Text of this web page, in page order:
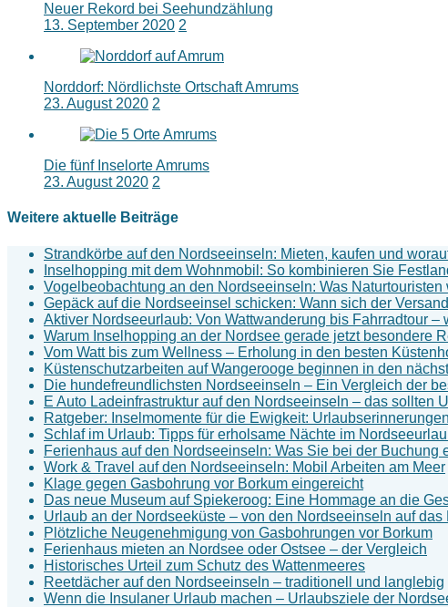
Neuer Rekord bei Seehundzählung
13. September 2020 2
Norddorf: Nördlichste Ortschaft Amrums
23. August 2020 2
Die fünf Inselorte Amrums
23. August 2020 2
Weitere aktuelle Beiträge
Strandkörbe auf den Nordseeinseln: Mieten, kaufen und
Inselhopping mit dem Wohnmobil: So kombinieren Sie
Vogelbeobachtung an den Nordseeinseln: Was Naturtouristen
Gepäck auf die Nordseeinsel schicken: Wann sich der
Aktiver Nordseeurlaub: Von Wattwanderung bis Fahrradtour
Warum Inselhopping an der Nordsee gerade jetzt besondere
Vom Watt bis zum Wellness – Erholung in den besten
Küstenschutzarbeiten auf Wangerooge beginnen in den
Die hundefreundlichsten Nordseeinseln – Ein Vergleich der
E Auto Ladeinfrastruktur auf den Nordseeinseln – das sollten
Ratgeber: Inselmomente für die Ewigkeit:
Schlaf im Urlaub: Tipps für erholsame Nächte im
Ferienhaus auf den Nordseeinseln: Was Sie bei der Buchung
Work & Travel auf den Nordseeinseln: Mobil Arbeiten am Meer
Klage gegen Gasbohrung vor Borkum eingereicht
Das neue Museum auf Spiekeroog: Eine Hommage an die
Urlaub an der Nordseeküste – von den Nordseeinseln auf das
Plötzliche Neugenehmigung von Gasbohrungen vor Borkum
Ferienhaus mieten an Nordsee oder Ostsee – der Vergleich
Historisches Urteil zum Schutz des Wattenmeeres
Reetdächer auf den Nordseeinseln – traditionell und langlebig
Wenn die Insulaner Urlaub machen – Urlaubsziele der